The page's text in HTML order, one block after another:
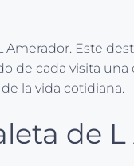
Este
cada visita
la vida cotidiana.
de